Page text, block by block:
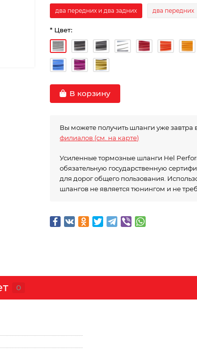
два передних и два задних два передних
* Цвет:
В корзину
Вы можете получить шланги уже
филиалов (см. на карте)
Усиленные тормозные шланги Hel
обязательную государственную
для дорог общего пользования.
шлангов не является тюнингом и не
0